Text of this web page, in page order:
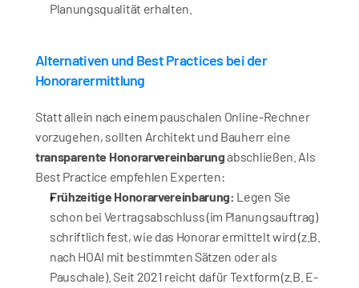
Planungsqualität erhalten.
Alternativen und Best Practices bei der
Honorarermittlung
Statt allein nach einem pauschalen Online-Rechner
transparente Honorarvereinbarung abschließen. Als
Best Practice empfehlen Experten:
Frühzeitige Honorarvereinbarung: Legen Sie
schon bei Vertragsabschluss (im Planungsauftrag)
schriftlich fest, wie das Honorar ermittelt wird (z.B.
nach HOAI mit bestimmten Sätzen oder als
Pauschale). Seit 2021 reicht dafür Textform (z.B. E-